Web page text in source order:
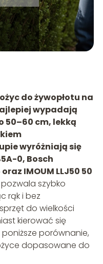
do żywopłotu na
wypadają
50–60 cm, lekką
wyróżniają się
0, Bosch
IMOUM LLJ50 50
szybko
rąk i bez
do wielkości
kierować się
poniższe porównanie,
dopasowane do